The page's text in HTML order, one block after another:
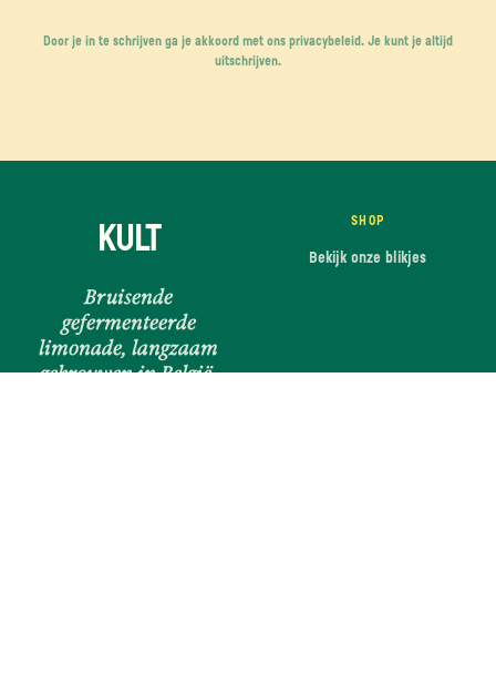
Door je in te schrijven ga je akkoord met ons privacybeleid. Je kunt je altijd
uitschrijven.
KULT
Bruisende
gefermenteerde
limonade, langzaam
gebrouwen in België.
SHOP
Bekijk onze blikjes